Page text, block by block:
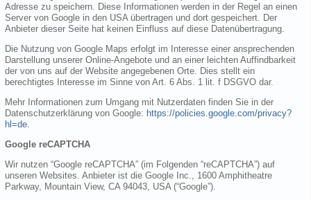
Adresse zu speichern. Diese Informationen werden in der Regel an einen
Server von Google in den USA übertragen und dort gespeichert. Der
Anbieter dieser Seite hat keinen Einfluss auf diese Datenübertragung.
Die Nutzung von Google Maps erfolgt im Interesse einer ansprechenden
Darstellung unserer Online-Angebote und an einer leichten Auffindbarkeit
der von uns auf der Website angegebenen Orte. Dies stellt ein
berechtigtes Interesse im Sinne von Art. 6 Abs. 1 lit. f DSGVO dar.
Mehr Informationen zum Umgang mit Nutzerdaten finden Sie in der
Datenschutzerklärung von Google: https://policies.google.com/privacy?
hl=de
Google reCAPTCHA
Wir nutzen “Google reCAPTCHA” (im Folgenden “reCAPTCHA”) auf
unseren Websites. Anbieter ist die Google Inc., 1600 Amphitheatre
Parkway, Mountain View, CA 94043, USA (“Google”).